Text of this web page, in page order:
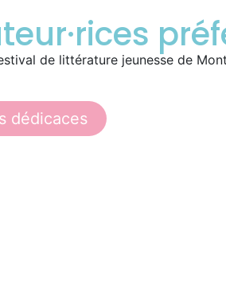
de littérature jeunesse de
dédicaces